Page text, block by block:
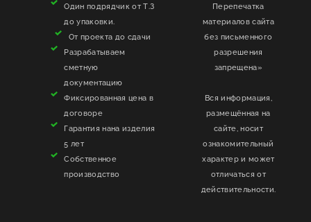
Один подрядчик от Т.З
до упаковки.
От проекта до сдачи
Разрабатываем
сметную
документацию
Фиксированная цена в
договоре
Гарантия нана изделия
5 лет
Собственное
производство
Перепечатка
материалов сайта
без письменного
разрешения
запрещена»
Вся информация,
размещённая на
сайте, носит
ознакомительный
характер и может
отличаться от
действительности.